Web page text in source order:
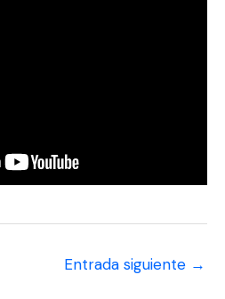
Entrada siguiente →